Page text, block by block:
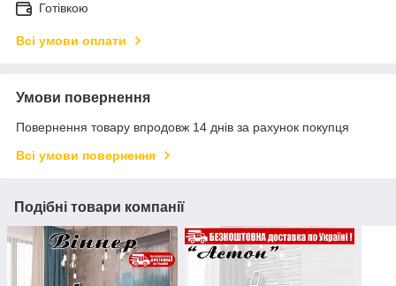
Готівкою
Всі умови оплати
Умови повернення
Повернення товару впродовж 14 днів за рахунок покупця
Всі умови повернення
Подібні товари компанії